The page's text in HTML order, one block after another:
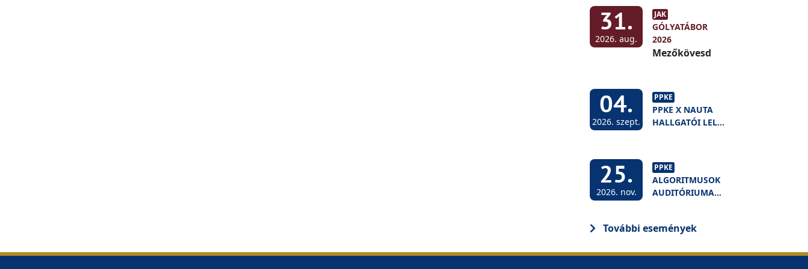
31.
2026. aug.
JAK
GÓLYATÁBOR
2026
Mezőkövesd
04.
2026. szept.
PPKE
PPKE X NAUTA
HALLGATÓI LELKI
25.
2026. nov.
PPKE
ALGORITMUSOK
AUDITÓRIUMA
INTELLIGENCIA
FELSŐOKTATÁS
További események